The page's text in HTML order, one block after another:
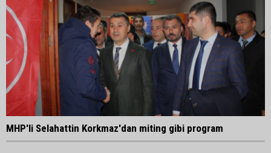
MHP'li Selahattin Korkmaz'dan miting gibi program